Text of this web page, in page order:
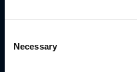
Selection
Necessary